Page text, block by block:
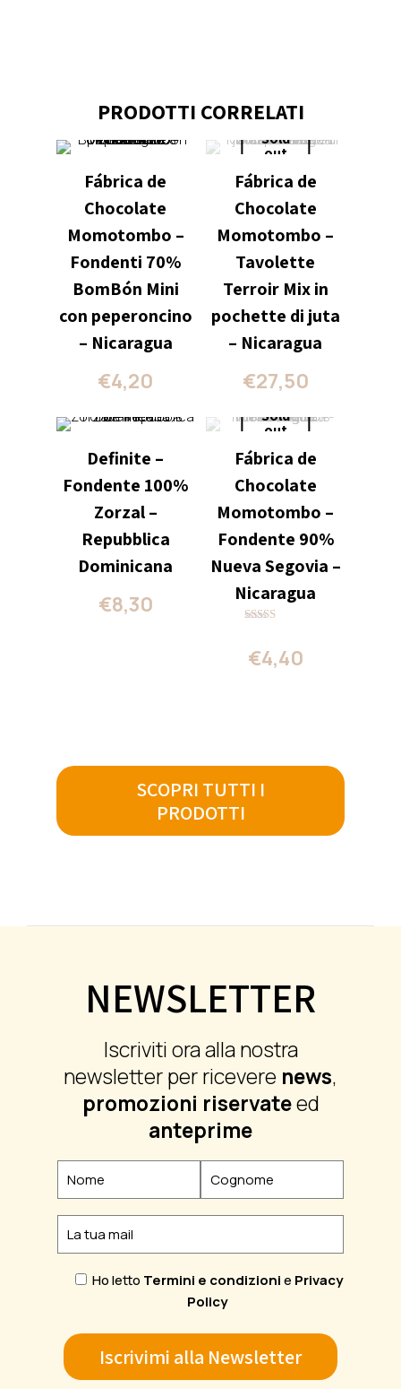
PRODOTTI CORRELATI
Fábrica de
Chocolate
Momotombo –
Fondenti 70%
BomBón Mini
con peperoncino
– Nicaragua
€4,20
Sold
out
Fábrica de
Chocolate
Momotombo –
Tavolette
Terroir Mix in
pochette di juta
– Nicaragua
€27,50
Definite –
Fondente 100%
Zorzal –
Repubblica
Dominicana
€8,30
Sold
out
Fábrica de
Chocolate
Momotombo –
Fondente 90%
Nueva Segovia –
Nicaragua
su 5
€4,40
SCOPRI TUTTI I
PRODOTTI
NEWSLETTER
Iscriviti ora alla nostra
newsletter per ricevere news,
promozioni riservateed
anteprime
Ho letto Termini e condizionie Privacy
Policy